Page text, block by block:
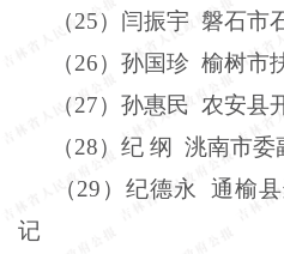
（25）闫振宇 磐石市
（26）孙国珍 榆树市
（27）孙惠民 农安县
（28）纪 纲 洮南市委
（29 ）纪德永
通榆
记